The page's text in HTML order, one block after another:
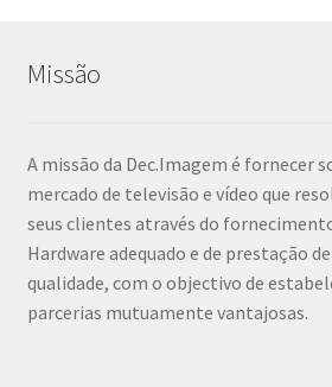
Missão
A missão da Dec.Imagem é fornecer
mercado de televisão e vídeo que
seus clientes através do
Hardware adequado e de prestação
qualidade, com o objectivo de
parcerias mutuamente vantajosas.